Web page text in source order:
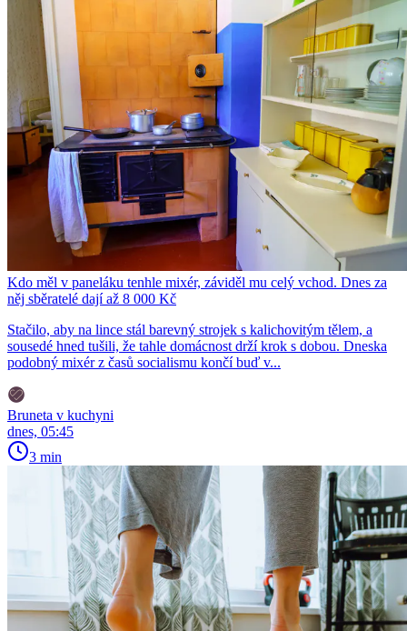
Kdo měl v paneláku tenhle mixér, záviděl mu celý vchod. Dnes za
něj sběratelé dají až 8 000 Kč
Stačilo, aby na lince stál barevný strojek s kalichovitým tělem, a
sousedé hned tušili, že tahle domácnost drží krok s dobou. Dneska
podobný mixér z časů socialismu končí buď v...
Bruneta v kuchyni
dnes, 05:45
3 min